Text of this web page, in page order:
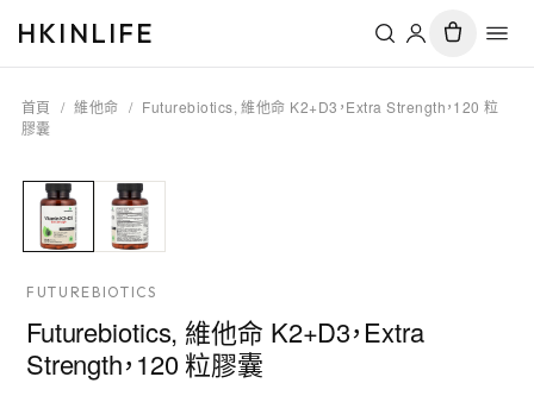
HKINLIFE
首頁 / 維他命 / Futurebiotics, 維他命 K2+D3，Extra Strength，120 粒
膠囊
FUTUREBIOTICS
Futurebiotics, 維他命 K2+D3，Extra
Strength，120 粒膠囊